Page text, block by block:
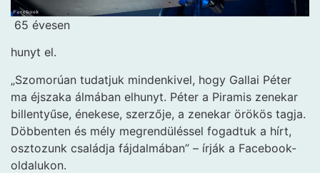
65 évesen
hunyt el.
„Szomorúan tudatjuk mindenkivel, hogy Gallai Péter
ma éjszaka álmában elhunyt. Péter a Piramis zenekar
billentyűse, énekese, szerzője, a zenekar örökös tagja.
Döbbenten és mély megrendüléssel fogadtuk a hírt,
osztozunk családja fájdalmában” – írják a Facebook-
oldalukon.